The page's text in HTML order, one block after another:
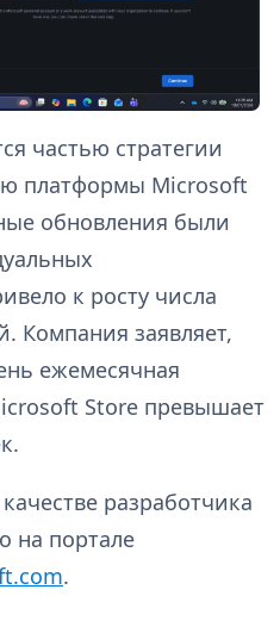
частью стратегии
платформы Microsoft
обновления были
к росту числа
Компания заявляет,
ежемесячная
Store превышает
разработчика
на портале
.